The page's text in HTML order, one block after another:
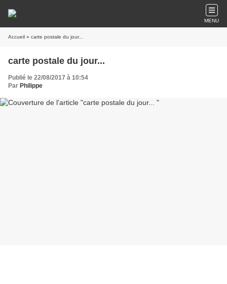
MENU
Accueil » carte postale du jour...
carte postale du jour...
Publié le 22/08/2017 à 10:54
Par Philippe